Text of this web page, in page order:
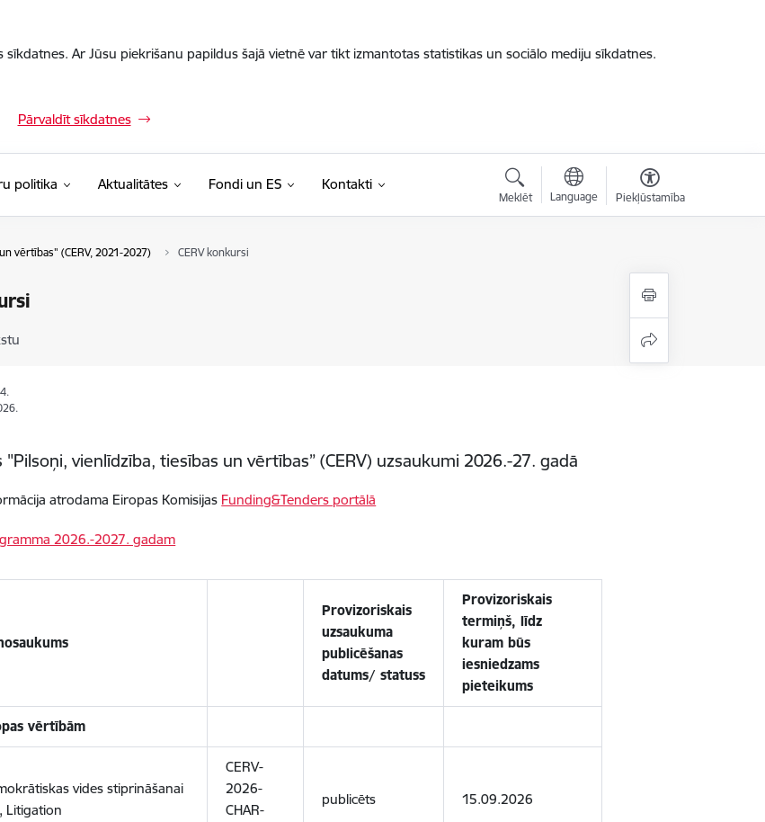
Ar Jūsu piekrišanu papildus šajā vietnē var tikt izmantotas statistikas un sociālo mediju sīkdatnes.
Pārvaldīt sīkdatnes
politika Aktualitātes Fondi un ES Kontakti
Meklēt Language Piekļūstamība
vērtības" (CERV, 2021-2027) CERV konkursi
vienlīdzība, tiesības un vērtības” (CERV) uzsaukumi 2026.-27. gadā
atrodama Eiropas Komisijas Funding&Tenders portālā
2026.-2027. gadam
Provizoriskais
uzsaukuma
publicēšanas
datums/ statuss
Provizoriskais
termiņš, līdz
kuram būs
iesniedzams
pieteikums
vērtībām
vides stiprināšanai
Litigation
CERV-
2026-
CHAR-
publicēts 15.09.2026